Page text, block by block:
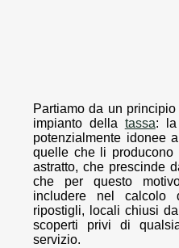
Partiamo da un
impianto della tassa: la
potenzialmente idonee
quelle che li producono
astratto, che prescinde
che per questo
includere nel calcolo
ripostigli, locali chiusi
scoperti privi di
servizio.